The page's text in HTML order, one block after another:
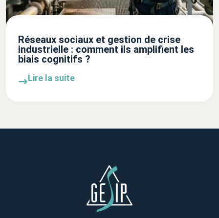
Réseaux sociaux et gestion de crise
industrielle : comment ils amplifient les
biais cognitifs ?
Lire la suite